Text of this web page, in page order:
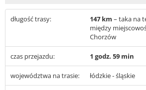
długość trasy: 147 km – taka na
między
Chorzów
czas przejazdu: 1 godz. 59 min
województwa na trasie: łódzkie - śląskie